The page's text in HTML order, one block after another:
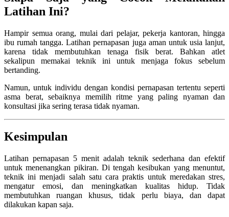
Latihan Ini?
Hampir semua orang, mulai dari pelajar, pekerja kantoran, hingga
ibu rumah tangga. Latihan pernapasan juga aman untuk usia lanjut,
karena tidak membutuhkan tenaga fisik berat. Bahkan atlet
sekalipun memakai teknik ini untuk menjaga fokus sebelum
bertanding.
Namun, untuk individu dengan kondisi pernapasan tertentu seperti
asma berat, sebaiknya memilih ritme yang paling nyaman dan
konsultasi jika sering terasa tidak nyaman.
Kesimpulan
Latihan pernapasan 5 menit adalah teknik sederhana dan efektif
untuk menenangkan pikiran. Di tengah kesibukan yang menuntut,
teknik ini menjadi salah satu cara praktis untuk meredakan stres,
mengatur emosi, dan meningkatkan kualitas hidup. Tidak
membutuhkan ruangan khusus, tidak perlu biaya, dan dapat
dilakukan kapan saja.